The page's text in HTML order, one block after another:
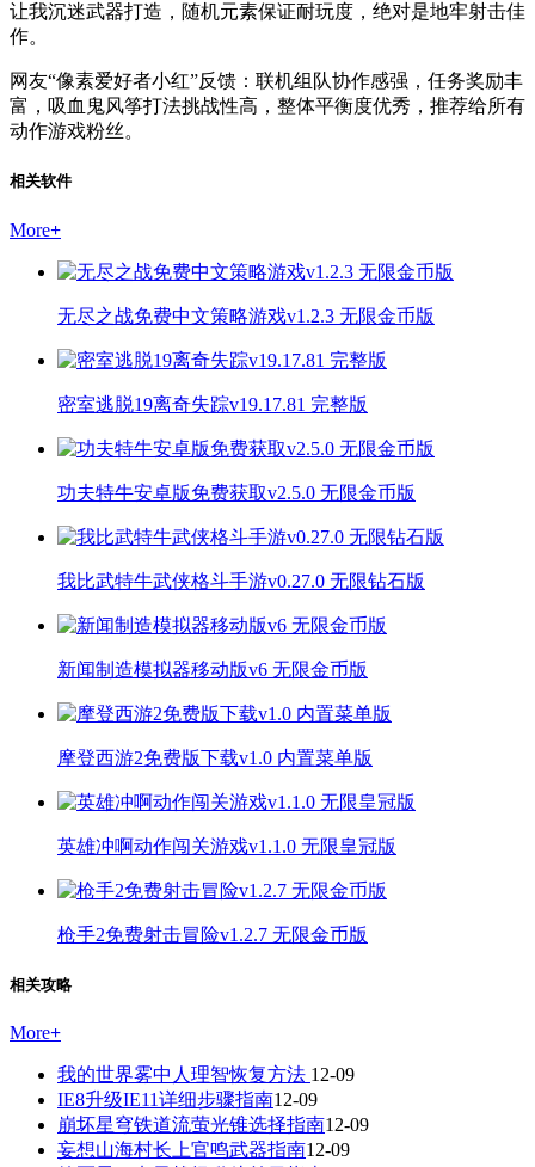
让我沉迷武器打造，随机元素保证耐玩度，绝对是地牢射击佳
作。
网友“像素爱好者小红”反馈：联机组队协作感强，任务奖励丰
富，吸血鬼风筝打法挑战性高，整体平衡度优秀，推荐给所有
动作游戏粉丝。
相关软件
More+
无尽之战免费中文策略游戏v1.2.3 无限金币版
密室逃脱19离奇失踪v19.17.81 完整版
功夫特牛安卓版免费获取v2.5.0 无限金币版
我比武特牛武侠格斗手游v0.27.0 无限钻石版
新闻制造模拟器移动版v6 无限金币版
摩登西游2免费版下载v1.0 内置菜单版
英雄冲啊动作闯关游戏v1.1.0 无限皇冠版
枪手2免费射击冒险v1.2.7 无限金币版
相关攻略
More+
我的世界雾中人理智恢复方法 12-09
IE8升级IE11详细步骤指南12-09
崩坏星穹铁道流萤光锥选择指南12-09
妄想山海村长上官鸣武器指南12-09